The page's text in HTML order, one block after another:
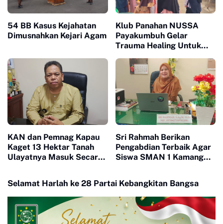
54 BB Kasus Kejahatan
Dimusnahkan Kejari Agam
Klub Panahan NUSSA
Payakumbuh Gelar
Trauma Healing Untuk
Malalak
KAN dan Pemnag Kapau
Kaget 13 Hektar Tanah
Ulayatnya Masuk Secara
Sri Rahmah Berikan
Pengabdian Terbaik Agar
Siswa SMAN 1 Kamang
Selamat Harlah ke 28 Partai Kebangkitan Bangsa